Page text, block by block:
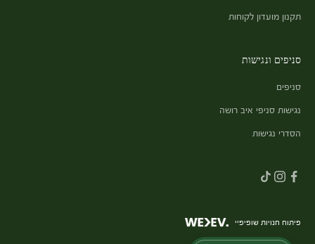
תקנון מועדון לקוחות
סניפים ונגישות
סניפים
נגישות סניפי איב רושה
הסדרי נגישות
פיתוח חנויות שופיפיי